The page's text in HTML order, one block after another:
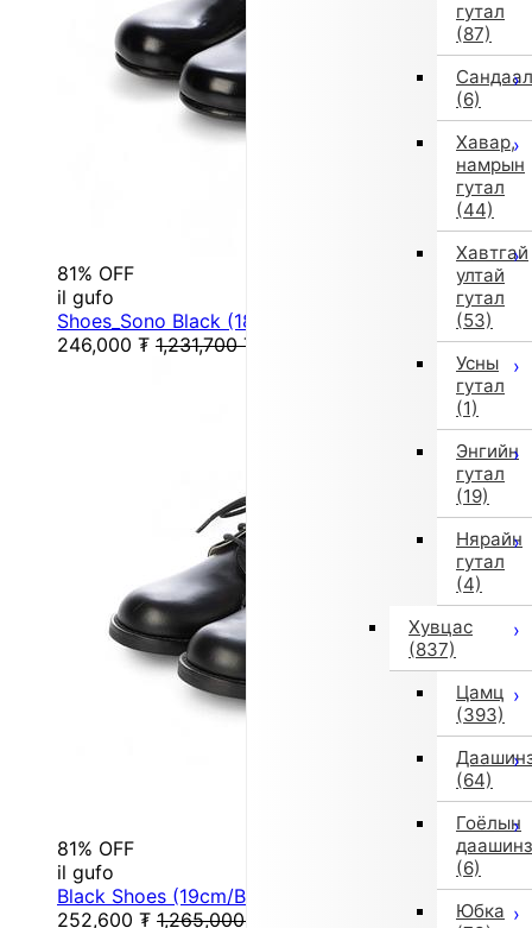
гутал
(87)
Сандаал
(6)
Хавар,
намрын
гутал
(44)
Хавтгай
ултай
гутал
(53)
Усны
гутал
(1)
Энгийн
гутал
(19)
Нярайн
гутал
(4)
Хувцас
(837)
Цамц
(393)
(64)
Гоёлын
даашинз
(6)
Юбка
81% OFF
il gufo
Shoes_Sono Black (18cm/Black)
246,000 ₮ 1,231,700 ₮
81% OFF
il gufo
Black Shoes (19cm/Black)
252,600 ₮ 1,265,000